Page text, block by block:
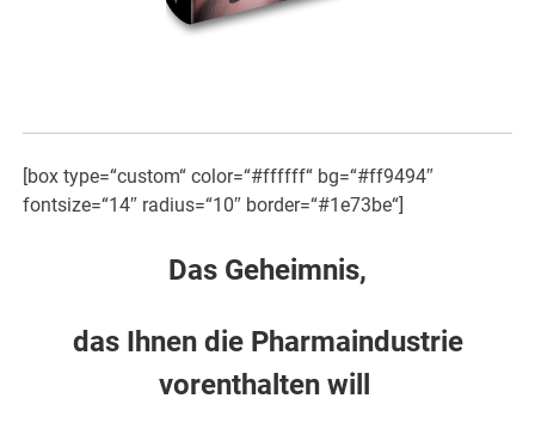
[box type=“custom“ color=“#ffffff“ bg=“#ff9494″
fontsize=“14″ radius=“10″ border=“#1e73be“]
Das Geheimnis,
das Ihnen die Pharmaindustrie
vorenthalten will